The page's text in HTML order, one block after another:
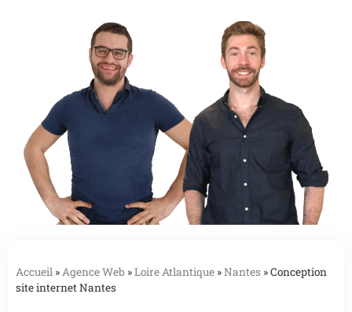
Accueil »Agence Web »Loire Atlantique »Nantes »Conception
site internet Nantes